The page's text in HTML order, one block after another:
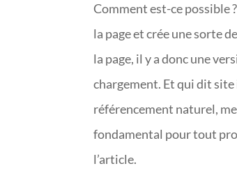
Comment est-ce possible
la page et crée une sorte
la page, il y a donc une
chargement. Et qui dit
référencement naturel,
fondamental pour tout
l’article.